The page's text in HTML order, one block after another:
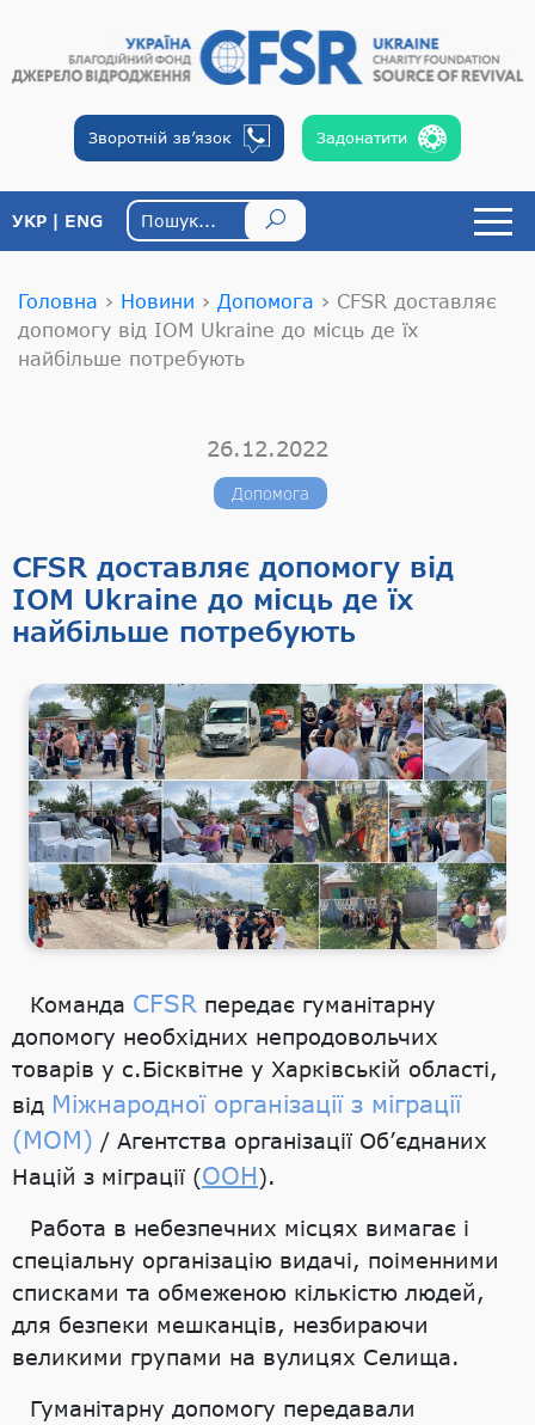
Зворотній зв’язок Задонатити
УКР ENG
Головна › Новини › Допомога › CFSR доставляє
допомогу від IOM Ukraine до місць де їх
найбільше потребують
26.12.2022
Допомога
CFSR доставляє допомогу від
IOM Ukraine до місць де їх
найбільше потребують
Команда CFSR передає гуманітарну
допомогу необхідних непродовольчих
товарів у с.Бісквітне у Харківській області,
від Міжнародної організації з міграції
(МОМ) / Агентства організації Об’єднаних
Націй з міграції (ООН).
Работа в небезпечних місцях вимагає і
спеціальну організацію видачі, поіменними
списками та обмеженою кількістю людей,
для безпеки мешканців, незбираючи
великими групами на вулицях Селища.
Гуманітарну допомогу передавали